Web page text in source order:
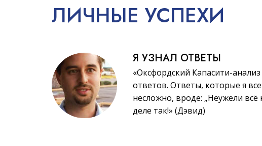
ЛИЧНЫЕ УСПЕХИ
Я УЗНАЛ ОТВЕТЫ
«Оксфордский Капасити-
ответов. Ответы, которые я
несложно, вроде: „Неужели всё
деле так!» (Дэвид)